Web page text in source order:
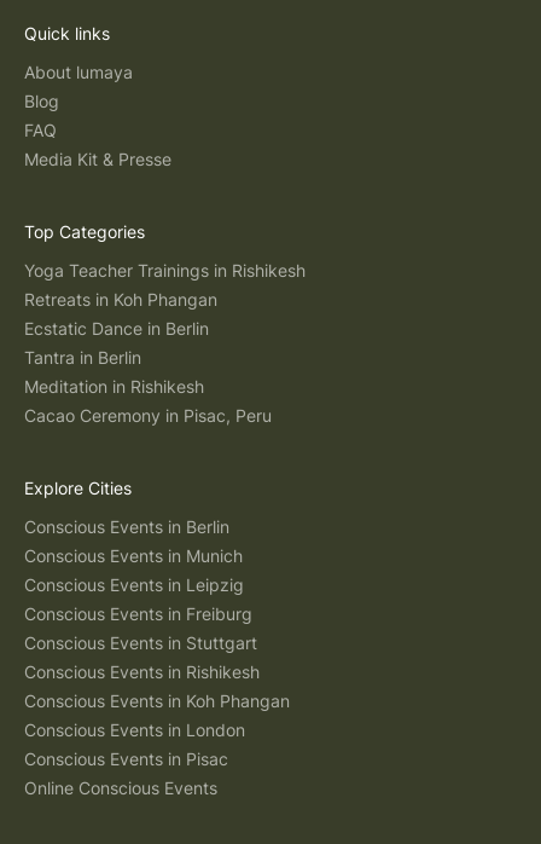
Quick links
About lumaya
Blog
FAQ
Media Kit & Presse
Top Categories
Yoga Teacher Trainings in Rishikesh
Retreats in Koh Phangan
Ecstatic Dance in Berlin
Tantra in Berlin
Meditation in Rishikesh
Cacao Ceremony in Pisac, Peru
Explore Cities
Conscious Events in Berlin
Conscious Events in Munich
Conscious Events in Leipzig
Conscious Events in Freiburg
Conscious Events in Stuttgart
Conscious Events in Rishikesh
Conscious Events in Koh Phangan
Conscious Events in London
Conscious Events in Pisac
Online Conscious Events